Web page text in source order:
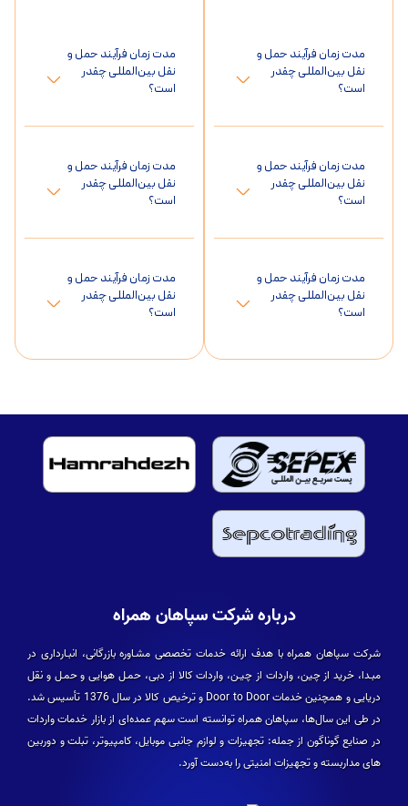
مدت زمان فرآیند حمل و
نقل بین‌المللی چقدر
است؟
مدت زمان فرآیند حمل و
نقل بین‌المللی چقدر
است؟
مدت زمان فرآیند حمل و
نقل بین‌المللی چقدر
است؟
مدت زمان فرآیند حمل و
نقل بین‌المللی چقدر
است؟
مدت زمان فرآیند حمل و
نقل بین‌المللی چقدر
است؟
مدت زمان فرآیند حمل و
نقل بین‌المللی چقدر
است؟
درباره شرکت سپاهان همراه
شرکت سپاهان همراه با هدف ارائه خدمات تخصصی مشـاوره بازرگانی، انبـارداری در
مبـدا، خرید از چین، واردات از چیـن، واردات کالا از دبی، حمـل هوایی و حمـل و نقل
دریایی و همچنین خدمات Door to Door و ترخیص کالا در سال 1376 تأسیس شد.
در طی این سال­‌ها، سپاهان همراه توانسته است سهم عمده­‌ای از بازار خدمات واردات
در صنایع گوناگون از جمله: تجهیزات و لوازم جانبی موبایل، کامپیوتر، تبلت و دوربین­‌
های مداربسته و تجهیزات امنیتی را به‌دست آورد.